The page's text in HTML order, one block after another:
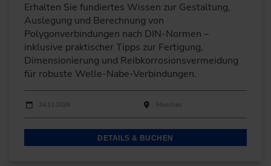
Erhalten Sie fundiertes Wissen zur Gestaltung,
Auslegung und Berechnung von
Polygonverbindungen nach DIN-Normen –
inklusive praktischer Tipps zur Fertigung,
Dimensionierung und Reibkorrosionsvermeidung
für robuste Welle-Nabe-Verbindungen.
Durchführungen
Veranstaltungsdatum
24.11.2026 München
DETAILS & BUCHEN